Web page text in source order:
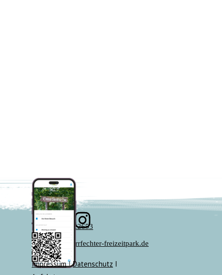
07136 - 22653
info@sperrfechter-freizeitpark.de
ImpressumIDatenschutz I